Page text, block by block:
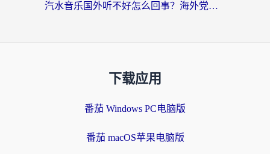
汽水音乐国外听不好怎么回事？海外党亲测有效的回国加速方案来了
下载应用
番茄 Windows PC电脑版
番茄 macOS苹果电脑版